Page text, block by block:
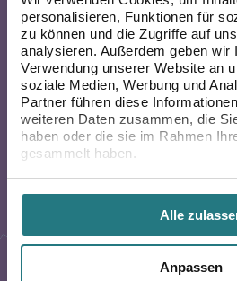
personalisieren, Funktionen für
zu können und die Zugriffe auf
analysieren. Außerdem geben wir
Verwendung unserer Website an
soziale Medien, Werbung und
Partner führen diese
weiteren Daten zusammen, die
haben oder die sie im Rahmen
gesammelt haben.
Alle
Anpassen
Kinderwunsch
Berlin
Düsseldorf
Frankfurt